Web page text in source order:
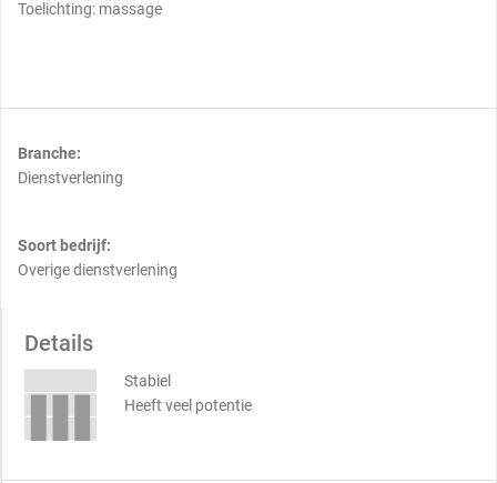
Toelichting: massage
Branche:
Dienstverlening
Soort bedrijf:
Overige dienstverlening
Details
Stabiel
Heeft veel potentie